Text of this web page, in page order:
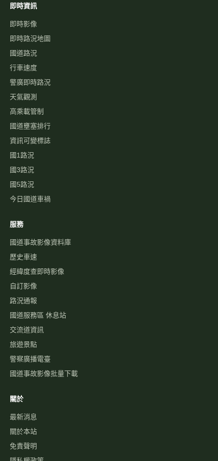
即時資訊
即時影像
即時路況地圖
國道路況
行車速度
警廣即時路況
天氣觀測
高乘載管制
國道壅塞排行
資訊可變標誌
國1路況
國3路況
國5路況
今日國道車禍
服務
國道事故影像資料庫
歷史車速
經緯度查即時影像
自訂影像
路況通報
國道服務區 休息站
交流道資訊
旅遊景點
警察廣播電臺
國道事故影像批量下載
關於
最新消息
關於本站
免責聲明